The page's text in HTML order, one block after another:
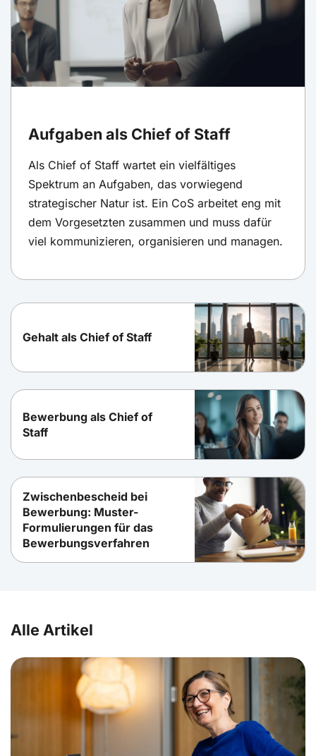
Aufgaben als Chief of Staff
Als Chief of Staff wartet ein vielfältiges
Spektrum an Aufgaben, das vorwiegend
strategischer Natur ist. Ein CoS arbeitet eng mit
dem Vorgesetzten zusammen und muss dafür
viel kommunizieren, organisieren und managen.
Gehalt als Chief of Staff
Bewerbung als Chief of
Staff
Zwischenbescheid bei
Bewerbung: Muster-
Formulierungen für das
Bewerbungsverfahren
Alle Artikel